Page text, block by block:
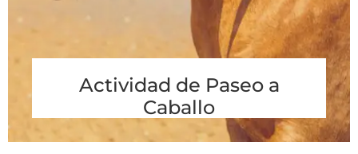
Actividad de Paseo a
Caballo